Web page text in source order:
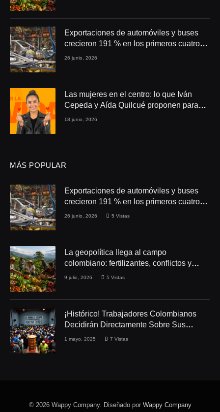
Exportaciones de automóviles y buses
crecieron 191 % en los primeros cuatro
meses de 2026
26 junio, 2026
Las mujeres en el centro: lo que Iván
Cepeda y Aída Quilcué proponen para
Colombia
18 junio, 2026
MÁS POPULAR
Exportaciones de automóviles y buses
crecieron 191 % en los primeros cuatro
meses de 2026
26 junio, 2026 5 Vistas
La geopolítica llega al campo
colombiano: fertilizantes, conflictos y
seguridad alimentaria
9 julio, 2026 5 Vistas
¡Histórico! Trabajadores Colombianos
Decidirán Directamente Sobre Sus
Derechos Laborales
1 mayo, 2025 7 Vistas
© 2026 Wappy Company. Diseñado por Wappy Company